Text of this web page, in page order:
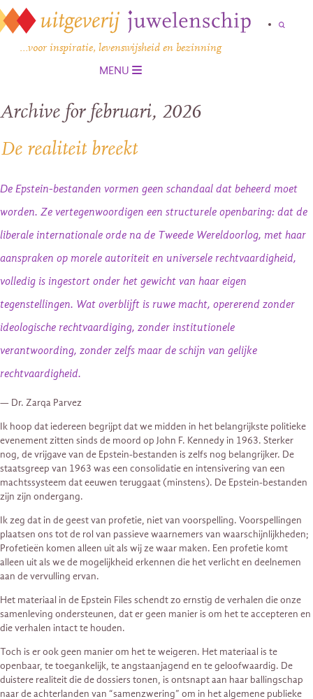
…voor inspiratie, levenswijsheid en bezinning
MENU
Archive for februari, 2026
De realiteit breekt
De Epstein-bestanden vormen geen schandaal dat beheerd moet
worden. Ze vertegenwoordigen een structurele openbaring: dat de
liberale internationale orde na de Tweede Wereldoorlog, met haar
aanspraken op morele autoriteit en universele rechtvaardigheid,
volledig is ingestort onder het gewicht van haar eigen
tegenstellingen. Wat overblijft is ruwe macht, opererend zonder
ideologische rechtvaardiging, zonder institutionele
verantwoording, zonder zelfs maar de schijn van gelijke
rechtvaardigheid.
— Dr. Zarqa Parvez
Ik hoop dat iedereen begrijpt dat we midden in het belangrijkste politieke
evenement zitten sinds de moord op John F. Kennedy in 1963. Sterker
nog, de vrijgave van de Epstein-bestanden is zelfs nog belangrijker. De
staatsgreep van 1963 was een consolidatie en intensivering van een
machtssysteem dat eeuwen teruggaat (minstens). De Epstein-bestanden
zijn zijn ondergang.
Ik zeg dat in de geest van profetie, niet van voorspelling. Voorspellingen
plaatsen ons tot de rol van passieve waarnemers van waarschijnlijkheden;
Profetieën komen alleen uit als wij ze waar maken. Een profetie komt
alleen uit als we de mogelijkheid erkennen die het verlicht en deelnemen
aan de vervulling ervan.
Het materiaal in de Epstein Files schendt zo ernstig de verhalen die onze
samenleving ondersteunen, dat er geen manier is om het te accepteren en
die verhalen intact te houden.
Toch is er ook geen manier om het te weigeren. Het materiaal is te
openbaar, te toegankelijk, te angstaanjagend en te geloofwaardig. De
duistere realiteit die de dossiers tonen, is ontsnapt aan haar ballingschap
naar de achterlanden van “samenzwering” om in het algemene publieke